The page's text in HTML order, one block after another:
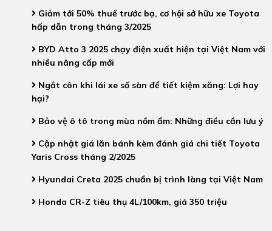
Giảm tới 50% thuế trước bạ, cơ hội sở hữu xe Toyota
hấp dẫn trong tháng 3/2025
BYD Atto 3 2025 chạy điện xuất hiện tại Việt Nam với
nhiều nâng cấp mới
Ngắt côn khi lái xe số sàn để tiết kiệm xăng: Lợi hay
hại?
Bảo vệ ô tô trong mùa nồm ẩm: Những điều cần lưu ý
Cập nhật giá lăn bánh kèm đánh giá chi tiết Toyota
Yaris Cross tháng 2/2025
Hyundai Creta 2025 chuẩn bị trình làng tại Việt Nam
Honda CR-Z tiêu thụ 4L/100km, giá 350 triệu